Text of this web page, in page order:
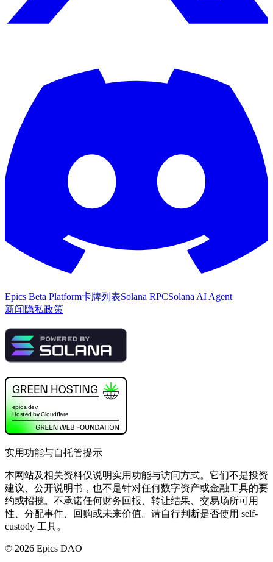
Epics Beta Platform卡牌列表Solana RPCSolana AI Agent
新闻 隐私政策
实用功能与自托管提示
本网站及相关资料仅说明实用功能与访问方式。它们不是投资
建议、公开说明书，也不是针对任何数字资产或金融工具的要
约或招揽。不承诺任何财务回报、转让结果、交易场所可用
性、分配事件、回购或未来价值。请自行判断是否使用 self-
custody 工具。
© 2026 Epics DAO